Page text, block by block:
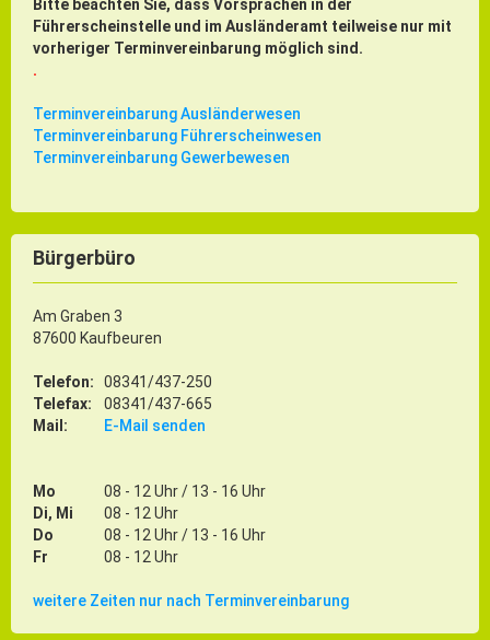
Bitte beachten Sie, dass Vorsprachen in der
Führerscheinstelle und im Ausländeramt teilweise nur mit
vorheriger Terminvereinbarung möglich sind.
.
Terminvereinbarung Ausländerwesen
Terminvereinbarung Führerscheinwesen
Terminvereinbarung Gewerbewesen
Bürgerbüro
Am Graben 3
87600 Kaufbeuren
Telefon:
08341/437-250
Telefax:
08341/437-665
Mail:
E-Mail senden
Mo
08 - 12 Uhr / 13 - 16 Uhr
Di, Mi
08 - 12 Uhr
Do
08 - 12 Uhr / 13 - 16 Uhr
Fr
08 - 12 Uhr
weitere Zeiten nur nach Terminvereinbarung